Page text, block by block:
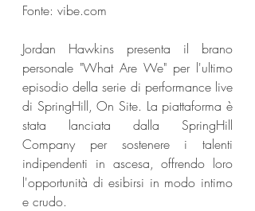
Fonte: vibe.com
Jordan Hawkins presenta il brano
personale "What Are We" per l'ultimo
episodio della serie di performance live
di SpringHill, On Site. La piattaforma è
stata lanciata dalla SpringHill
Company per sostenere i talenti
indipendenti in ascesa, offrendo loro
l'opportunità di esibirsi in modo intimo
e crudo.